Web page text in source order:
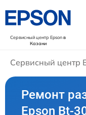
Сервисный центр Epsonв
Казани
Сервисный центр
Ремонт
Epson Bt-